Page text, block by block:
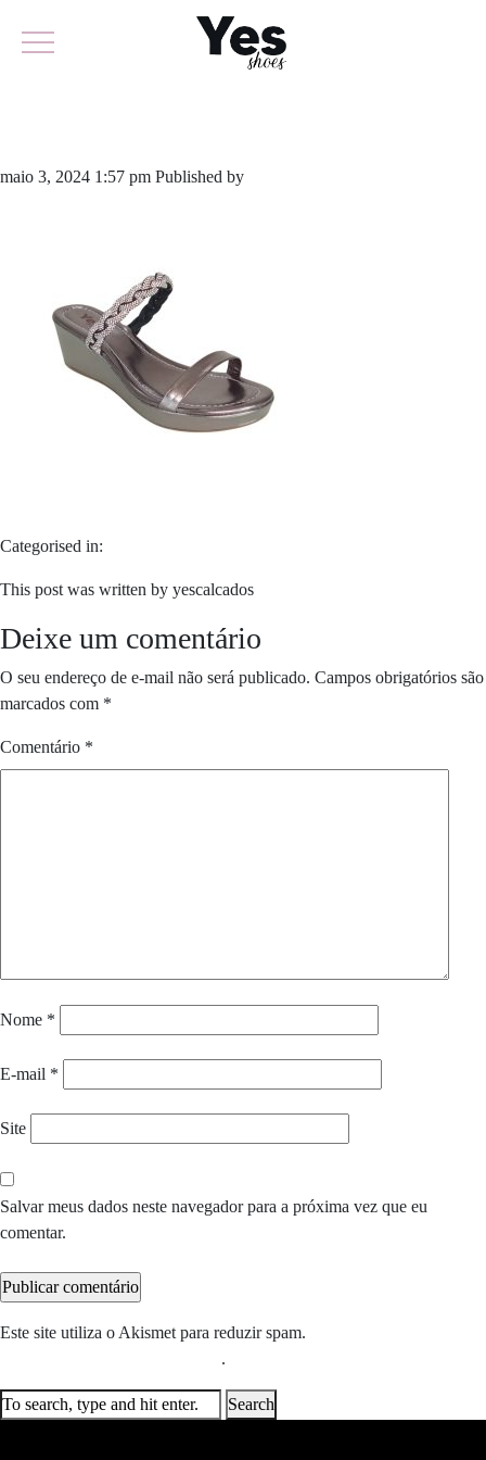
maio 3, 2024 1:57 pm Published by
Categorised in:
This post was written by yescalcados
Deixe um comentário
O seu endereço de e-mail não será publicado. Campos obrigatórios são
marcados com *
Comentário *
Nome *
E-mail *
Site
Salvar meus dados neste navegador para a próxima vez que eu
comentar.
Este site utiliza o Akismet para reduzir spam.
.
Search